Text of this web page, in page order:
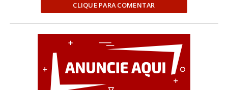
CLIQUE PARA COMENTAR